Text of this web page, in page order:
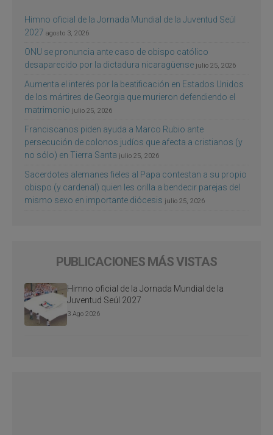
Himno oficial de la Jornada Mundial de la Juventud Seúl
2027 agosto 3, 2026
ONU se pronuncia ante caso de obispo católico
desaparecido por la dictadura nicaragüense julio 25, 2026
Aumenta el interés por la beatificación en Estados Unidos
de los mártires de Georgia que murieron defendiendo el
matrimonio julio 25, 2026
Franciscanos piden ayuda a Marco Rubio ante
persecución de colonos judíos que afecta a cristianos (y
no sólo) en Tierra Santa julio 25, 2026
Sacerdotes alemanes fieles al Papa contestan a su propio
obispo (y cardenal) quien les orilla a bendecir parejas del
mismo sexo en importante diócesis julio 25, 2026
PUBLICACIONES MÁS VISTAS
Himno oficial de la Jornada Mundial de la
Juventud Seúl 2027
3 Ago 2026